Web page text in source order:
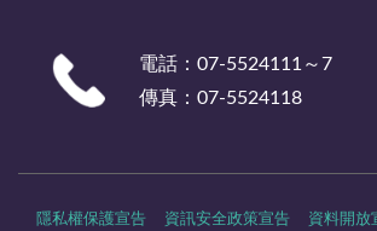
電話：07-5524111～7
傳真：07-5524118
隱私權保護宣告 資訊安全政策宣告 資料開放